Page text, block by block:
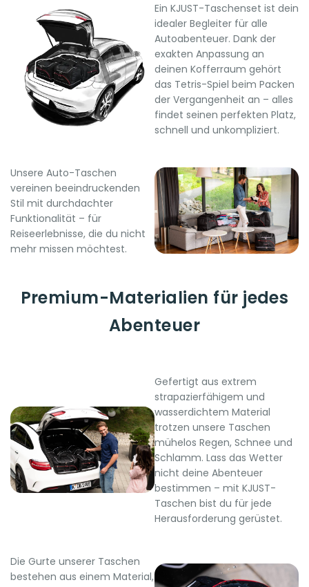
Ein KJUST-Taschenset ist dein
idealer Begleiter für alle
Autoabenteuer. Dank der
exakten Anpassung an
deinen Kofferraum gehört
das Tetris-Spiel beim Packen
der Vergangenheit an – alles
findet seinen perfekten Platz,
schnell und unkompliziert.
Unsere Auto-Taschen
vereinen beeindruckenden
Stil mit durchdachter
Funktionalität – für
Reiseerlebnisse, die du nicht
mehr missen möchtest.
Premium-Materialien für jedes
Abenteuer
Gefertigt aus extrem
strapazierfähigem und
wasserdichtem Material
trotzen unsere Taschen
mühelos Regen, Schnee und
Schlamm. Lass das Wetter
nicht deine Abenteuer
bestimmen – mit KJUST-
Taschen bist du für jede
Herausforderung gerüstet.
Die Gurte unserer Taschen
bestehen aus einem Material,